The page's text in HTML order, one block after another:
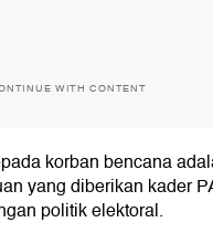
WITH CONTENT
korban bencana
yang diberikan kader
politik elektoral.